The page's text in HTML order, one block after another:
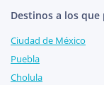
Destinos a los
Ciudad de México
Puebla
Cholula